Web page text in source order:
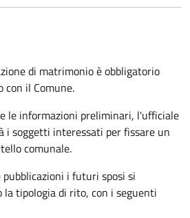
di matrimonio è obbligatorio
con il Comune.
le informazioni preliminari, l'ufficiale
i soggetti interessati per fissare un
comunale.
i futuri sposi si
la tipologia di rito, con i seguenti